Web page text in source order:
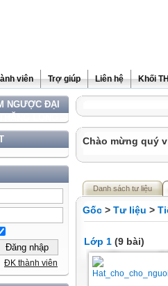
viên Trợ giúp Liên hệ Khối
NGƯỢC ĐẠI
ĐK thành viên
Chào mừng quý
Danh sách tư liệu
Gốc > Tư liệu >
Lớp 1 (9 bài)